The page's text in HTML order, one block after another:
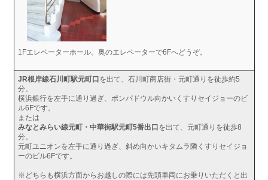
1Fエレベーターホール。奥のエレベーターで6Fへどうぞ。
JR根岸線石川町駅元町口 を出て、石川町商店街・元町通りを徒歩約5
分。
横浜銀行を左手に通り過ぎ、ポンパドウル向かいくすりセイジョーのビ
ル6Fです。
または
みなとみらい線元町・中華街駅元町5番出口 を出て、元町通りを徒歩8
分。
元町ユニオンを左手に通り過ぎ、斜め向かいキタムラ隣くすりセイジョ
ーのビル6Fです。
※どちらも横浜方面からお越しの際には先頭車両にお乗りいただくと出